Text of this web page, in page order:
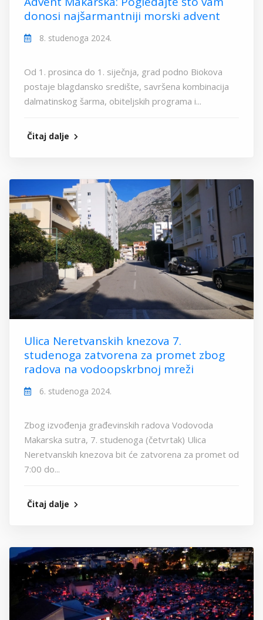
donosi najšarmantniji morski advent
8. studenoga 2024.
Od 1. prosinca do 1. siječnja, grad podno Biokova
postaje blagdansko središte, savršena kombinacija
dalmatinskog šarma, obiteljskih programa i...
Čitaj dalje
Ulica Neretvanskih knezova 7.
studenoga zatvorena za promet zbog
radova na vodoopskrbnoj mreži
6. studenoga 2024.
Zbog izvođenja građevinskih radova Vodovoda
Makarska sutra, 7. studenoga (četvrtak) Ulica
Neretvanskih knezova bit će zatvorena za promet od
7:00 do...
Čitaj dalje